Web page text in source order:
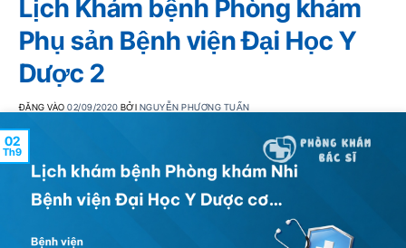
Lịch Khám bệnh Phòng khám
Phụ sản Bệnh viện Đại Học Y
Dược 2
ĐĂNG VÀO02/09/2020 BỞI NGUYỄN PHƯƠNG TUẤN
02
Th9